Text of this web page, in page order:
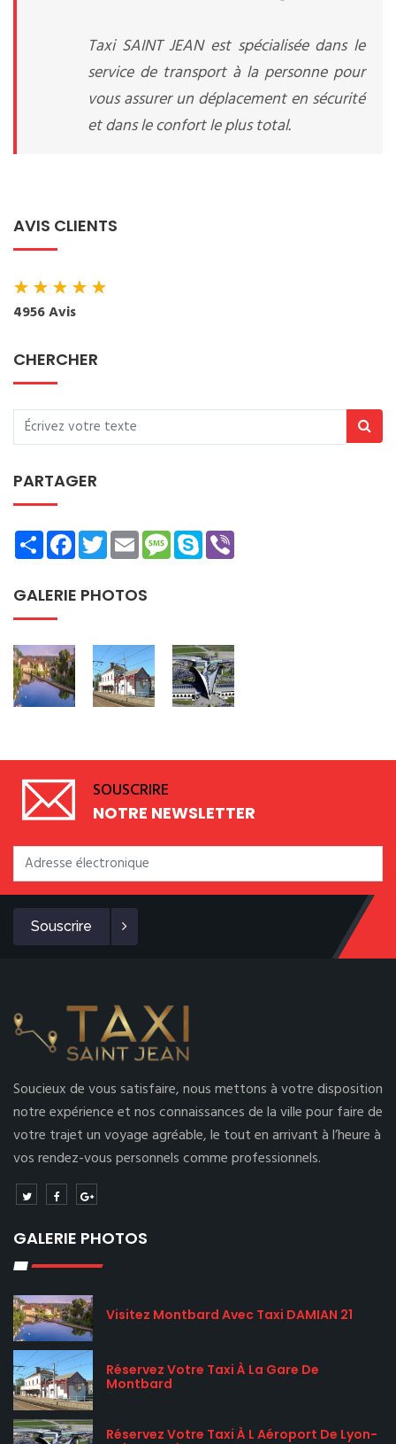
Taxi SAINT JEAN est spécialisée dans le
service de transport à la personne pour
vous assurer un déplacement en sécurité
et dans le confort le plus total.
AVIS CLIENTS
★★★★★
4956 Avis
CHERCHER
PARTAGER
ShareFacebookTwitterEmailMessage
Skype
GALERIE PHOTOS
SOUSCRIRE
NOTRE NEWSLETTER
Souscrire
Soucieux de vous satisfaire, nous mettons à votre disposition
notre expérience et nos connaissances de la ville pour faire de
votre trajet un voyage agréable, le tout en arrivant à l’heure à
vos rendez-vous personnels comme professionnels.
GALERIE PHOTOS
Visitez Montbard Avec Taxi DAMIAN 21
Réservez Votre Taxi À La Gare De
Montbard
Réservez Votre Taxi À L Aéroport De Lyon-